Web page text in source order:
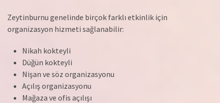
Zeytinburnu genelinde birçok farklı etkinlik için
organizasyon hizmeti sağlanabilir:
Nikah kokteyli
Düğün kokteyli
Nişan ve söz organizasyonu
Açılış organizasyonu
Mağaza ve ofis açılışı